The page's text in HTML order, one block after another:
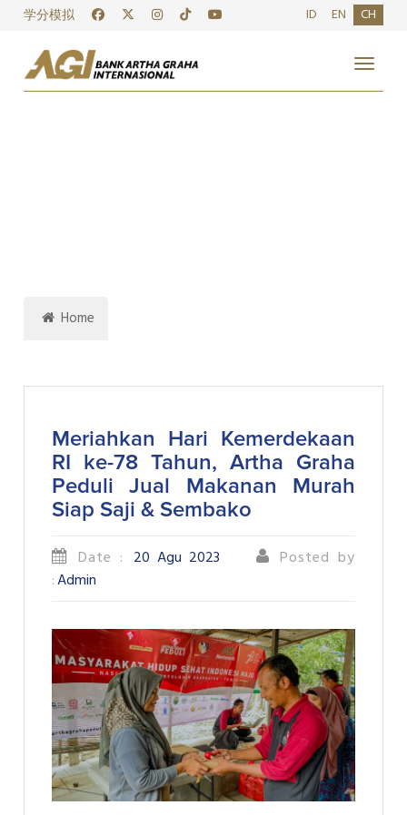
学分模拟 ID EN CH
Home
Meriahkan Hari Kemerdekaan
RI ke-78 Tahun, Artha Graha
Peduli Jual Makanan Murah
Siap Saji & Sembako
Date : 20 Agu 2023
Posted by
:Admin